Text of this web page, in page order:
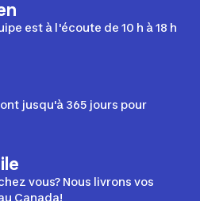
est à l'écoute de 10 h à 18 h
jusqu'à 365 jours pour
vous? Nous livrons vos
Canada!